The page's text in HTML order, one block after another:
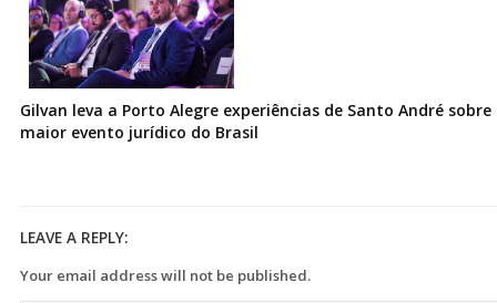
Gilvan leva a Porto Alegre experiências de Santo André
maior evento jurídico do Brasil
LEAVE A REPLY:
Your email address will not be published.